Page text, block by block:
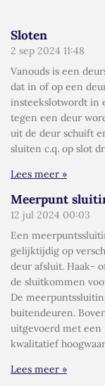
Sloten
2 sep 2024 11:48
Vanouds is een
dat in of op een
insteekslotwordt in
tegen een deur
uit de deur schuift
sluiten c.q. op slot
Lees meer »
Meerpunt
12 jul 2024 00:03
Een
gelijktijdig op
deur afsluit. Haak-
de sluitkommen
De
buitendeuren.
uitgevoerd met een
kwalitatief
Lees meer »